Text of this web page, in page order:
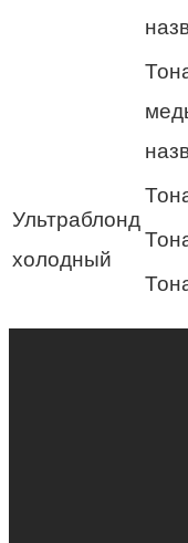
Ультраблонд
холодный